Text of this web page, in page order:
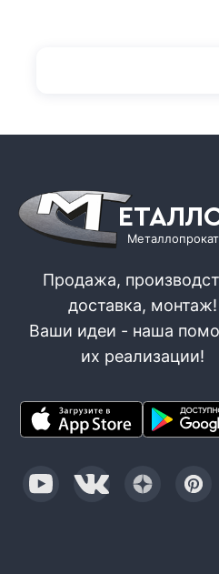
Продажа,
доставка, монтаж!
Ваши идеи - наша
их реализации!